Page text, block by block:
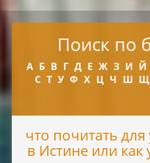
Поиск по
А Б В Г Д Е Ж З И Й
С Т У Ф Х Ц Ч Ш Щ
что почитать
в Истине или как